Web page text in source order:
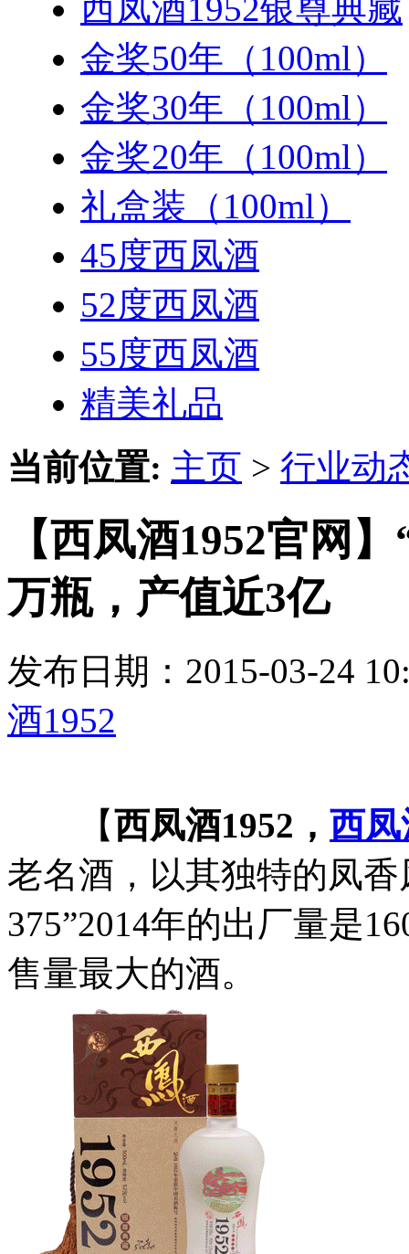
西凤酒1952银尊典藏
金奖50年（100ml）
金奖30年（100ml）
金奖20年（100ml）
礼盒装（100ml）
45度西凤酒
52度西凤酒
55度西凤酒
精美礼品
当前位置: 主页 > 行业动
【西凤酒1952官网
万瓶，产值近3亿
发布日期：2015-03-24
酒1952
【西凤酒1952， 西
老名酒，以其独特的凤
375”2014年的出厂量是
售量最大的酒。